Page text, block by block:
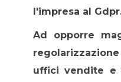
l'impresa al
Ad opporre
uffici vendite e